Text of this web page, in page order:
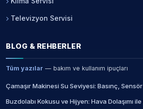
Televizyon Servisi
BLOG & REHBERLER
Tüm yazılar — bakım ve kullanım ipuçları
Çamaşır Makinesi Su Seviyesi: Basınç,
Buzdolabı Kokusu ve Hijyen: Hava Dolaşımı ile